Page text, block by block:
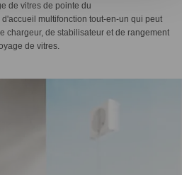
de vitres de pointe du
multifonction tout-en-un qui peut
chargeur, de stabilisateur et de rangement
de vitres.